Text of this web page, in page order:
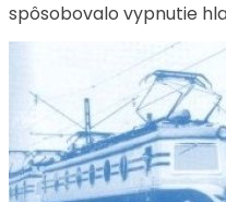
spôsobovalo vypnutie